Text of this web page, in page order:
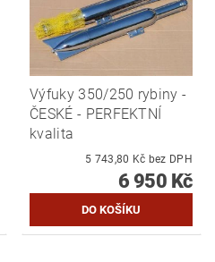
Výfuky 350/250 rybiny -
ČESKÉ - PERFEKTNÍ
kvalita
5 743,80 Kč bez DPH
6 950 Kč